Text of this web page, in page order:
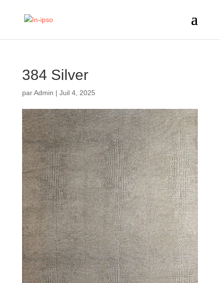
384 Silver
parAdmin | Juil 4, 2025